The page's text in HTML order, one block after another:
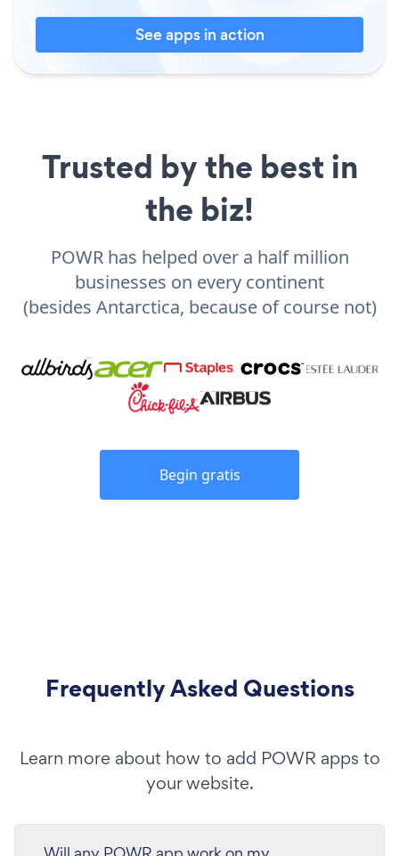
See apps in action
Trusted by the best in
the biz!
POWR has helped over a half million
businesses on every continent
(besides Antarctica, because of course not)
Begin gratis
Frequently Asked Questions
Learn more about how to add POWR apps to
your website.